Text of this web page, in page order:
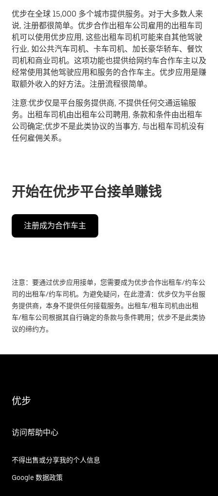
优步在全球 15,000 多个城市提供服务。对于大多数人来
说, 注册都很简单。优步合作出租车公司雇用的出租车司
机可以使用优步应用, 这些出租车司机可能来自其他驾驶
行业, 如公共汽车司机、卡车司机、加长豪华轿车、餐饮
司机和商业司机。这项功能也提供给网约车合作车主以及
经常使用其他驾驶应用和服务的合作车主。优步应用是赚
取额外收入的好方法。注册流程很简单。
注意:优步仅是平台服务提供商, 不提供任何交通运输服
务。出租车司机由出租车公司聘用, 条款和条件由出租车
公司确定;优步不是此类协议的当事方, 与出租车司机没有
任何雇佣关系。
开始在优步平台接单赚钱
注册成为合作车主
注意：要通过优步应用接单，您需要成为优步合作出租车/约车公
司的出租车/约车司机。为避免疑问，在此澄清：优步仅为平台服
务提供商，本身不提供任何接载服务。出租车/租车司机由出租
车/租车公司根据其自行确定的条款与条件聘用；优步不是此类协
议的缔约方。
优步
访问帮助中心
不得出售或分享我的个人信息
Google 数据政策